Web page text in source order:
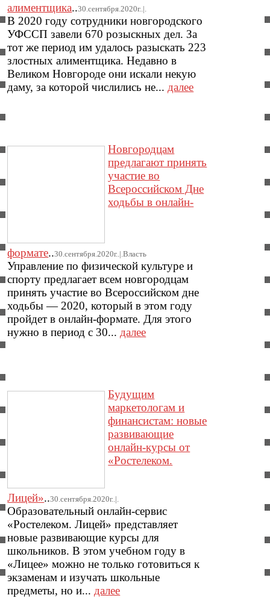
алиментщика..30.сентября.2020г..|.
В 2020 году сотрудники новгородского
УФССП завели 670 розыскных дел. За
тот же период им удалось разыскать 223
злостных алиментщика. Недавно в
Великом Новгороде они искали некую
даму, за которой числились не... далее
Новгородцам
предлагают принять
участие во
Всероссийском Дне
ходьбы в онлайн-
формате..30.сентября.2020г..|.Власть
Управление по физической культуре и
спорту предлагает всем новгородцам
принять участие во Всероссийском дне
ходьбы — 2020, который в этом году
пройдет в онлайн-формате. Для этого
нужно в период с 30... далее
Будущим
маркетологам и
финансистам: новые
развивающие
онлайн-курсы от
«Ростелеком.
Лицей»..30.сентября.2020г..|.
Образовательный онлайн-сервис
«Ростелеком. Лицей» представляет
новые развивающие курсы для
школьников. В этом учебном году в
«Лицее» можно не только готовиться к
экзаменам и изучать школьные
предметы, но и...далее